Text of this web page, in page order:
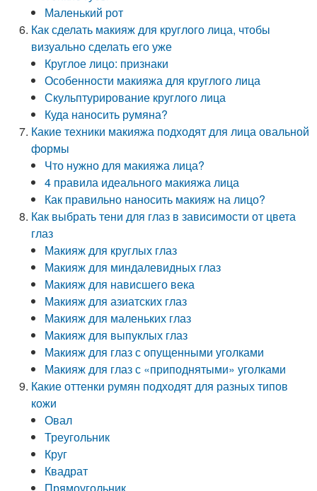
Маленький рот
Как сделать макияж для круглого лица, чтобы
визуально сделать его уже
Круглое лицо: признаки
Особенности макияжа для круглого лица
Скульптурирование круглого лица
Куда наносить румяна?
Какие техники макияжа подходят для лица овальной
формы
Что нужно для макияжа лица?
4 правила идеального макияжа лица
Как правильно наносить макияж на лицо?
Как выбрать тени для глаз в зависимости от цвета
глаз
Макияж для круглых глаз
Макияж для миндалевидных глаз
Макияж для нависшего века
Макияж для азиатских глаз
Макияж для маленьких глаз
Макияж для выпуклых глаз
Макияж для глаз с опущенными уголками
Макияж для глаз с «приподнятыми» уголками
Какие оттенки румян подходят для разных типов
кожи
Овал
Треугольник
Круг
Квадрат